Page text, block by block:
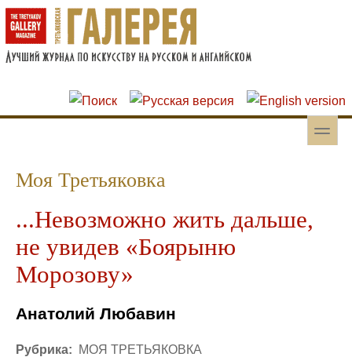
Перейти к основному содержанию
Skip to search
toggle
Моя Третьяковка
...Невозможно жить дальше,
не увидев «Боярыню
Морозову»
Анатолий Любавин
Рубрика:
МОЯ ТРЕТЬЯКОВКА